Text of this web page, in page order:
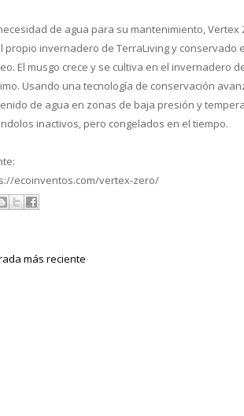
de agua para su mantenimiento,
propio invernadero de TerraLiving y
El musgo crece y se cultiva en el invernadero
Usando una tecnología de conservación
de agua en zonas de baja presión y
inactivos, pero congelados en el tiempo.
ecoinventos.com/vertex-zero/
más reciente